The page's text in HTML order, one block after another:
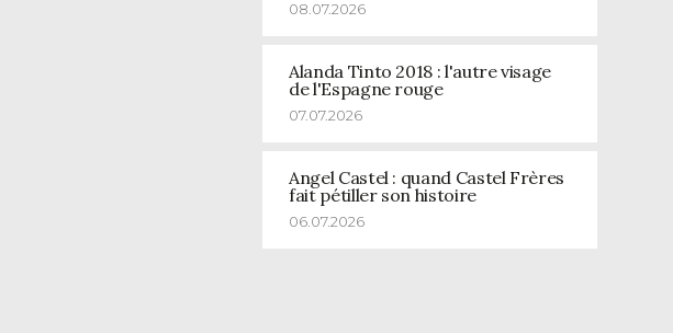
08.07.2026
Alanda Tinto 2018 : l'autre visage
de l'Espagne rouge
07.07.2026
Angel Castel : quand Castel Frères
fait pétiller son histoire
06.07.2026